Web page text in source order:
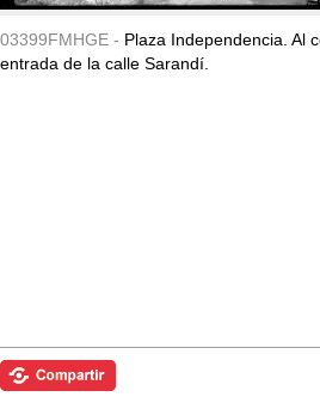
03399FMHGE - Plaza Independencia. Al
entrada de la calle Sarandí.